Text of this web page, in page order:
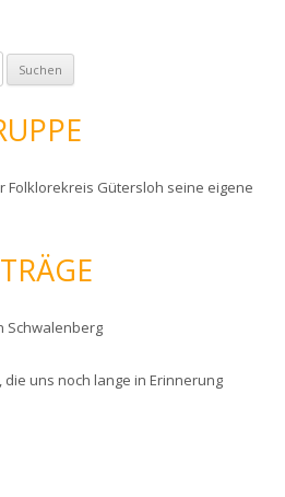
Folklorekreis Gütersloh seine eigene
Schwalenberg
die uns noch lange in Erinnerung